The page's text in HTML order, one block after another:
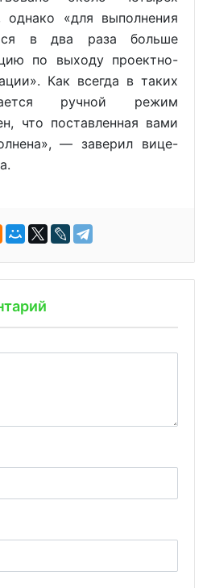
однако «для выполнения
в два раза больше
по выходу проектно-
Как всегда в таких
ручной режим
что поставленная вами
— заверил вице-